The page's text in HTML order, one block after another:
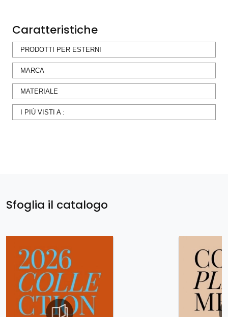
Caratteristiche
PRODOTTI PER ESTERNI
MARCA
MATERIALE
I PIÙ VISTI A :
Sfoglia il catalogo